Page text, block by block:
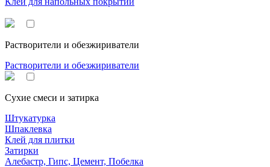
Растворители и обезжириватели
Растворители и обезжириватели
Сухие смеси и затирка
Штукатурка
Шпаклевка
Клей для плитки
Затирки
Алебастр, Гипс, Цемент, Побелка